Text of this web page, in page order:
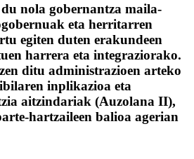
nola gobernantza maila-
eta herritarren
egiten duten erakundeen
harrera eta integraziorako.
ditu administrazioen arteko
inplikazioa eta
aitzindariak (Auzolana II),
hartzaileen balioa agerian